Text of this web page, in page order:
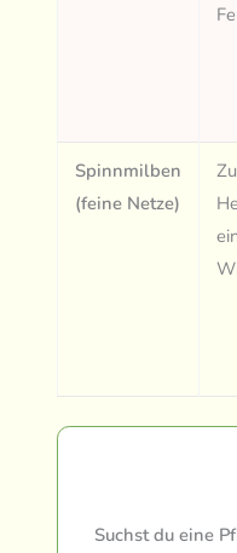
Spinnmilben
(feine Netze)
Suchst du eine